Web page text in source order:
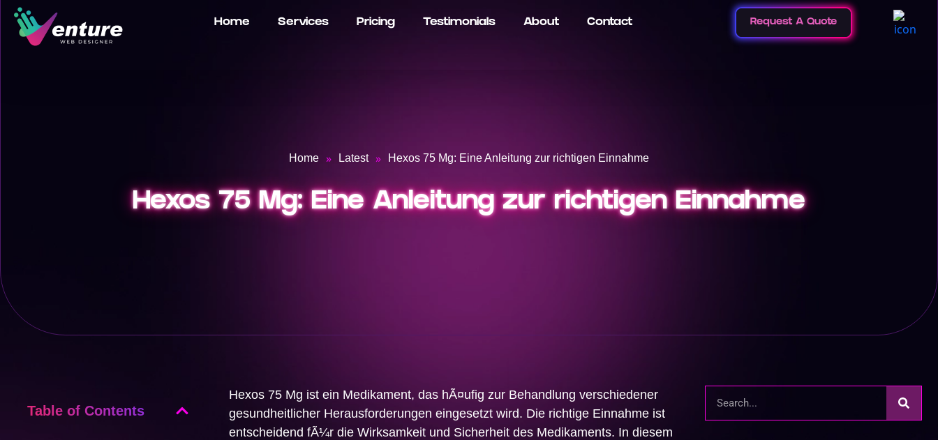
Home Services Pricing Testimonials About Contact Request A Quote
Home » Latest » Hexos 75 Mg: Eine Anleitung zur richtigen Einnahme
Hexos 75 Mg: Eine Anleitung zur richtigen Einnahme
Table of Contents
Hexos 75 Mg ist ein Medikament, das hÃ¤ufig zur Behandlung verschiedener
gesundheitlicher Herausforderungen eingesetzt wird. Die richtige Einnahme ist
entscheidend fÃ¼r die Wirksamkeit und Sicherheit des Medikaments. In diesem